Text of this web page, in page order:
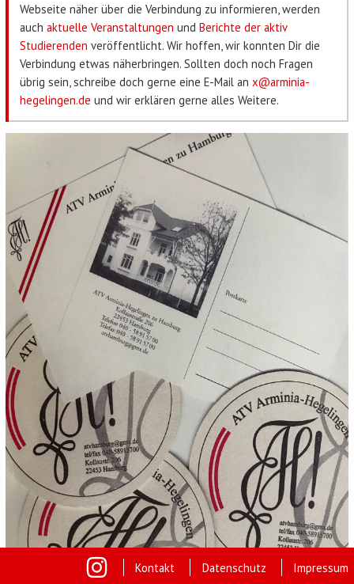
Webseite näher über die Verbindung zu informieren, werden
auch aktuelle Veranstaltungen und Berichte der aktiv
Studierenden veröffentlicht. Wir hoffen, wir konnten Dir die
Verbindung etwas näherbringen. Sollten doch noch Fragen
übrig sein, schreibe doch gerne eine E-Mail an x@arminia-
hegelingen.de und wir erklären gerne alles Weitere.
Kontakt Datenschutz Impressum